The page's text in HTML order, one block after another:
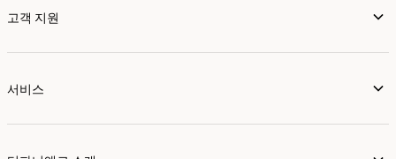
고객 지원
서비스